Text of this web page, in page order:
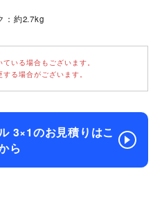
：約2.7kg
いる場合もございます。
る場合がございます。
3×1のお見積りはこ
ら